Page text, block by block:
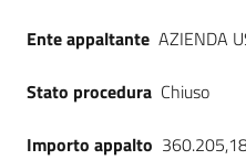
su
Ente appaltante AZIENDA
Stato procedura Chiuso
Importo appalto